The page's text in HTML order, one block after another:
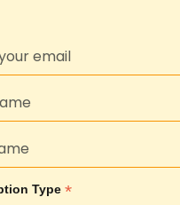
Type *